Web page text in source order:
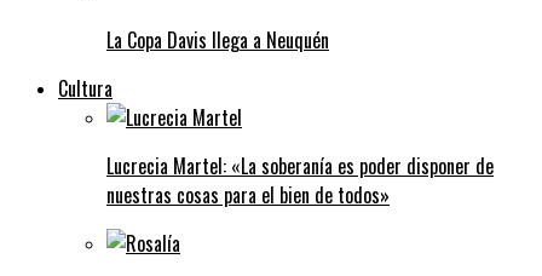
La Copa Davis llega a Neuquén
Cultura
Lucrecia Martel: «La soberanía es poder disponer de
nuestras cosas para el bien de todos»